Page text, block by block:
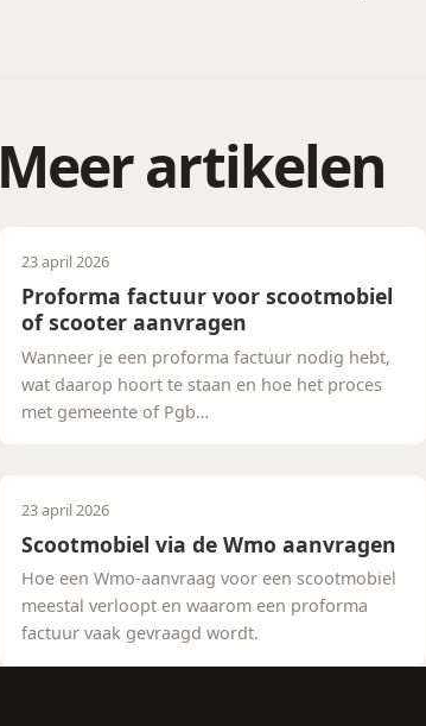
Meer artikelen
23 april 2026
Proforma factuur voor scootmobiel
of scooter aanvragen
Wanneer je een proforma factuur nodig hebt,
wat daarop hoort te staan en hoe het proces
met gemeente of Pgb…
23 april 2026
Scootmobiel via de Wmo aanvragen
Hoe een Wmo-aanvraag voor een scootmobiel
meestal verloopt en waarom een proforma
factuur vaak gevraagd wordt.